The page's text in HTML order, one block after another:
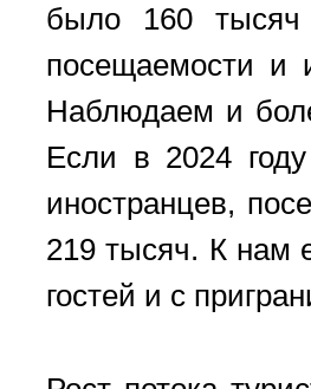
было 160
посещаемости и
Наблюдаем и
Если в 2024
иностранцев,
219 тысяч. К нам
гостей и с